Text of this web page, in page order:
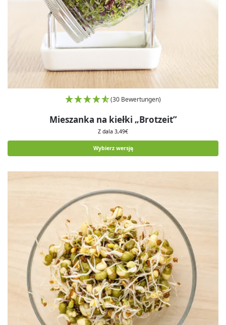
(30 Bewertungen)
Mieszanka na kiełki „Brotzeit”
Z dala 3,49€
Wybierz wersję